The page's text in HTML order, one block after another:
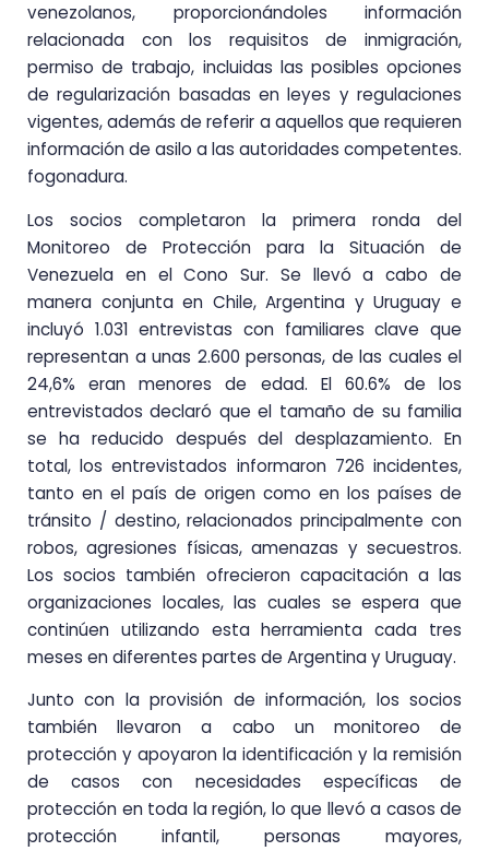
venezolanos, proporcionándoles información
relacionada con los requisitos de inmigración,
permiso de trabajo, incluidas las posibles opciones
de regularización basadas en leyes y regulaciones
vigentes, además de referir a aquellos que requieren
información de asilo a las autoridades competentes.
fogonadura.
Los socios completaron la primera ronda del
Monitoreo de Protección para la Situación de
Venezuela en el Cono Sur. Se llevó a cabo de
manera conjunta en Chile, Argentina y Uruguay e
incluyó 1.031 entrevistas con familiares clave que
representan a unas 2.600 personas, de las cuales el
24,6% eran menores de edad. El 60.6% de los
entrevistados declaró que el tamaño de su familia
se ha reducido después del desplazamiento. En
total, los entrevistados informaron 726 incidentes,
tanto en el país de origen como en los países de
tránsito / destino, relacionados principalmente con
robos, agresiones físicas, amenazas y secuestros.
Los socios también ofrecieron capacitación a las
organizaciones locales, las cuales se espera que
continúen utilizando esta herramienta cada tres
meses en diferentes partes de Argentina y Uruguay.
Junto con la provisión de información, los socios
también llevaron a cabo un monitoreo de
protección y apoyaron la identificación y la remisión
de casos con necesidades específicas de
protección en toda la región, lo que llevó a casos de
protección infantil, personas mayores,